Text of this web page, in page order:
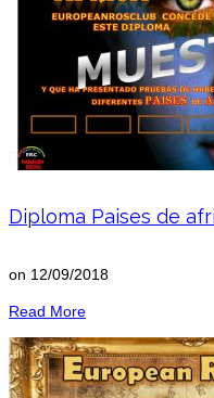
Diploma Paises de
on 12/09/2018
Read More